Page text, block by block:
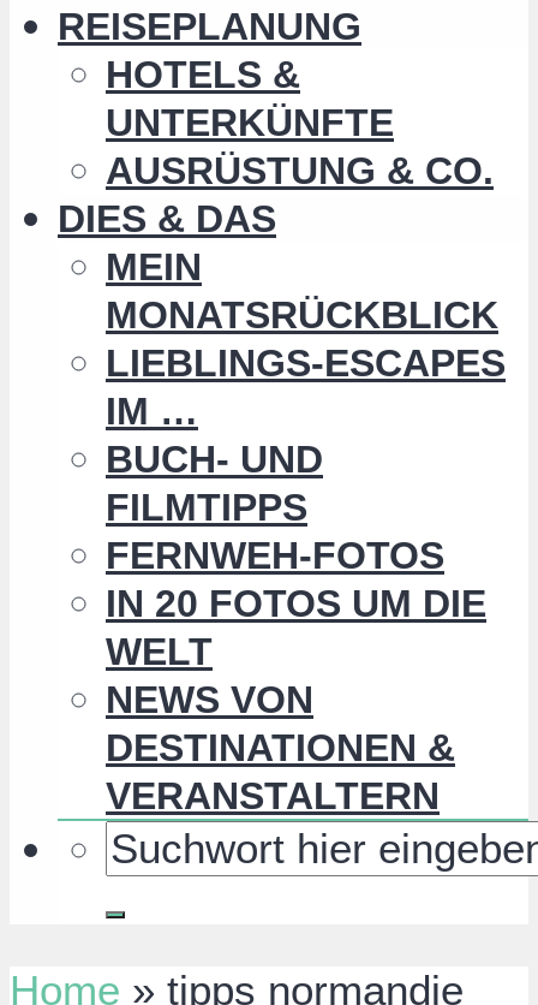
REISEPLANUNG
HOTELS &
UNTERKÜNFTE
AUSRÜSTUNG & CO.
DIES & DAS
MEIN
MONATSRÜCKBLICK
LIEBLINGS-ESCAPES
IM …
BUCH- UND
FILMTIPPS
FERNWEH-FOTOS
IN 20 FOTOS UM DIE
WELT
NEWS VON
DESTINATIONEN &
VERANSTALTERN
Home » tipps normandie